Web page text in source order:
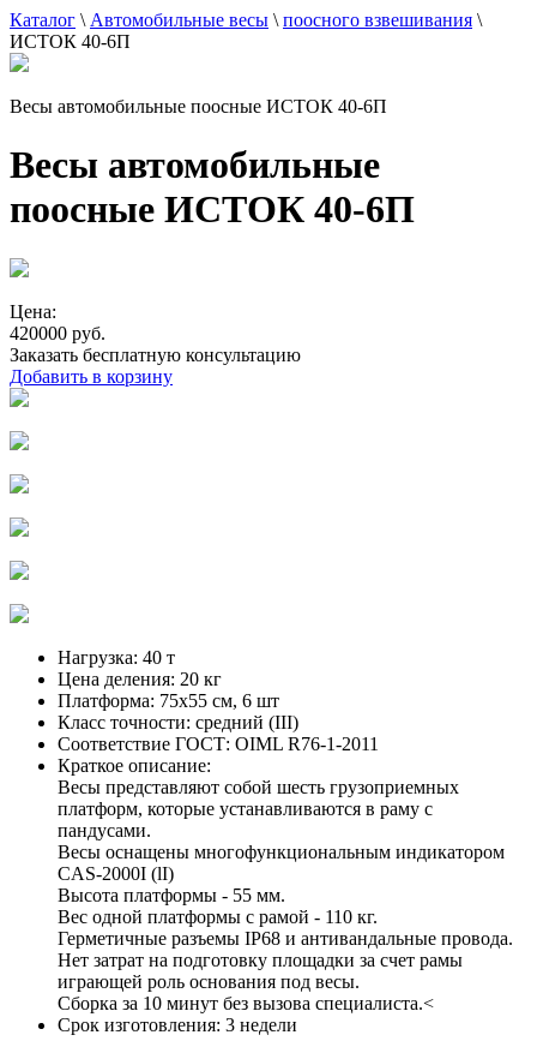
Каталог \ Автомобильные весы \ поосного взвешивания \
ИСТОК 40-6П
Весы автомобильные поосные ИСТОК 40-6П
Весы автомобильные
поосные ИСТОК 40-6П
Цена:
420000 руб.
Заказать бесплатную консультацию
Добавить в корзину
Нагрузка: 40 т
Цена деления: 20 кг
Платформа: 75х55 см, 6 шт
Класс точности: средний (III)
Соответствие ГОСТ: OIML R76-1-2011
Краткое описание:
Весы представляют собой шесть грузоприемных
платформ, которые устанавливаются в раму с
пандусами.
Весы оснащены многофункциональным индикатором
CAS-2000I (lI)
Высота платформы - 55 мм.
Вес одной платформы с рамой - 110 кг.
Герметичные разъемы IP68 и антивандальные провода.
Нет затрат на подготовку площадки за счет рамы
играющей роль основания под весы.
Сборка за 10 минут без вызова специалиста.<
Срок изготовления: 3 недели